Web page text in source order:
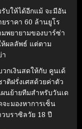
รับให้ได้อีกแม้ จะมีอัน
ราคา 60 ล้านยูโร
พยายามของบาร์ซ่า
ห้ผลลัพธ์ แต่ตาม
า
กเงินสดให้กับ คูนเด้
ติฝรั่งเศสด้วยค่าตัว
นย้ายทีมสําหรับวันเด
ะมองหาการเซ็น
บราซิลวัย 18 ปี